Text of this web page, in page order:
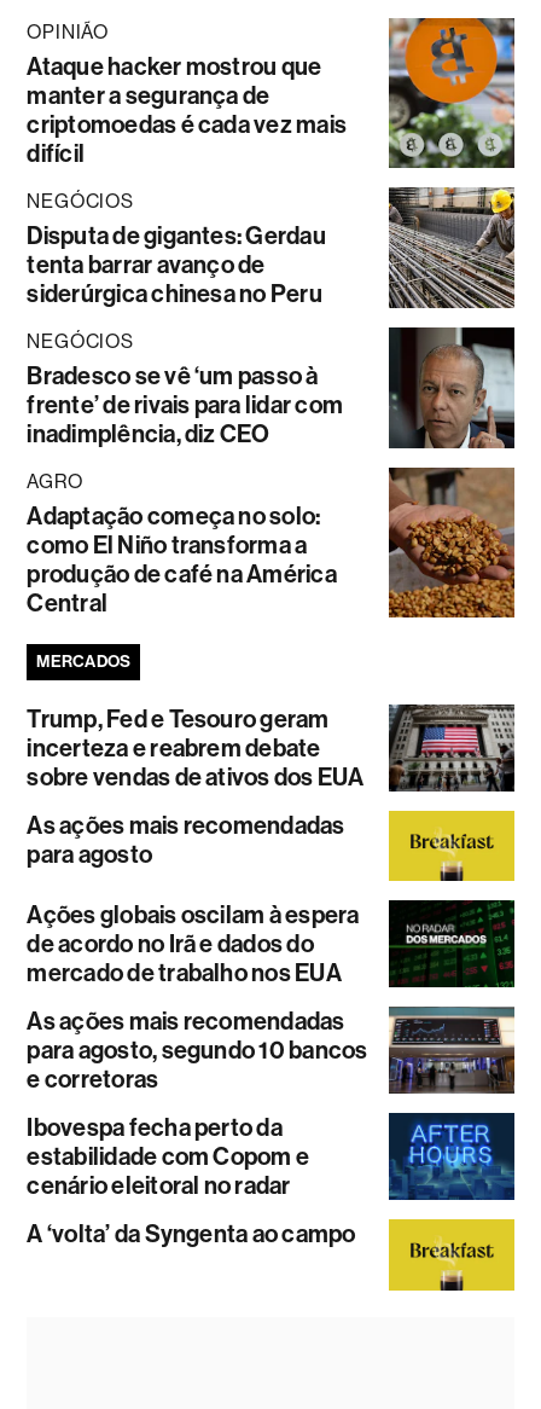
OPINIÃO
Ataque hacker mostrou que
manter a segurança de
criptomoedas é cada vez mais
difícil
NEGÓCIOS
Disputa de gigantes: Gerdau
tenta barrar avanço de
siderúrgica chinesa no Peru
NEGÓCIOS
Bradesco se vê ‘um passo à
frente’ de rivais para lidar com
inadimplência, diz CEO
AGRO
Adaptação começa no solo:
como El Niño transforma a
produção de café na América
Central
MERCADOS
Trump, Fed e Tesouro geram
incerteza e reabrem debate
sobre vendas de ativos dos EUA
As ações mais recomendadas
para agosto
Ações globais oscilam à espera
de acordo no Irã e dados do
mercado de trabalho nos EUA
As ações mais recomendadas
para agosto, segundo 10 bancos
e corretoras
Ibovespa fecha perto da
estabilidade com Copom e
cenário eleitoral no radar
A ‘volta’ da Syngenta ao campo